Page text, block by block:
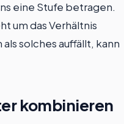
eine Stufe betragen.
um das Verhältnis
solches auffällt, kann
kombinieren